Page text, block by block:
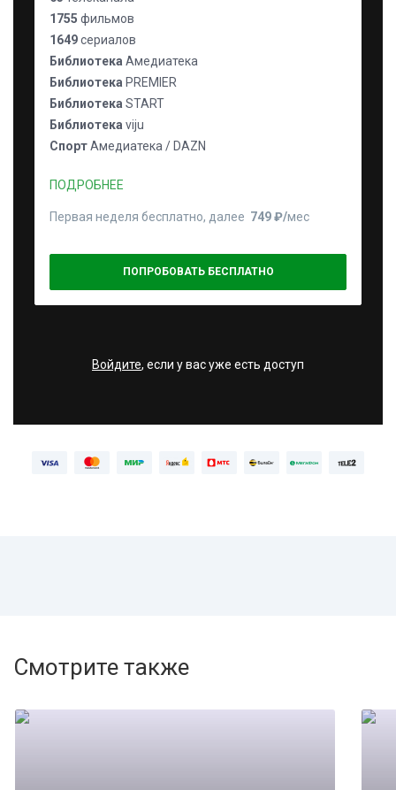
1755 фильмов
1649сериалов
Библиотека Амедиатека
Библиотека PREMIER
Библиотека START
Библиотека viju
СпортАмедиатека / DAZN
ПОДРОБНЕЕ
Первая неделя бесплатно, далее 749 ₽⁠/⁠мес
ПОПРОБОВАТЬ БЕСПЛАТНО
Войдите, если у вас уже есть доступ
Смотрите также